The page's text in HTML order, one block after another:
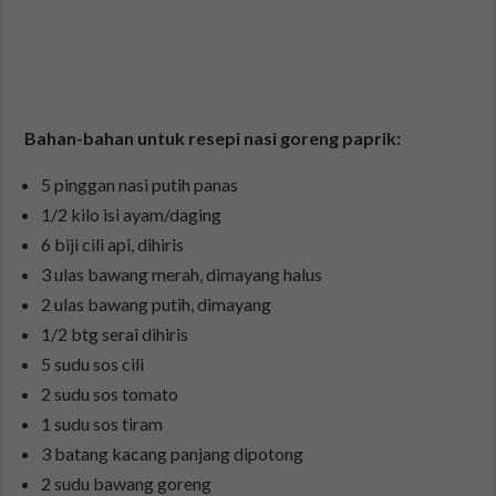
Bahan-bahan untuk resepi nasi goreng paprik:
5 pinggan nasi putih panas
1/2 kilo isi ayam/daging
6 biji cili api, dihiris
3 ulas bawang merah, dimayang halus
2 ulas bawang putih, dimayang
1/2 btg serai dihiris
5 sudu sos cili
2 sudu sos tomato
1 sudu sos tiram
3 batang kacang panjang dipotong
2 sudu bawang goreng